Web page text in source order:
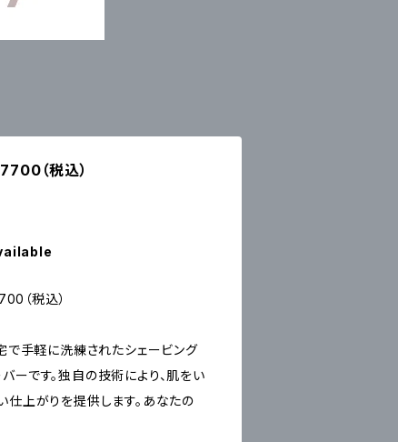
（税込）
（税込）
手軽に洗練されたシェービング
ーです。独自の技術により、肌をい
仕上がりを提供します。あなたの